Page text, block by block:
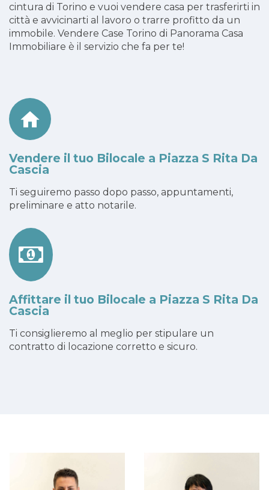
cintura di Torino e vuoi vendere casa per trasferirti in
città e avvicinarti al lavoro o trarre profitto da un
immobile. Vendere Case Torino di Panorama Casa
Immobiliare è il servizio che fa per te!
Vendere il tuo Bilocale a Piazza S Rita Da
Cascia
Ti seguiremo passo dopo passo, appuntamenti,
preliminare e atto notarile.
Affittare il tuo Bilocale a Piazza S Rita Da
Cascia
Ti consiglieremo al meglio per stipulare un
contratto di locazione corretto e sicuro.